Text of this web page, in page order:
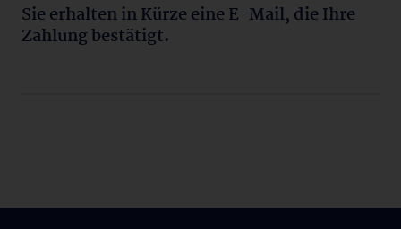
Sie erhalten in Kürze eine E-Mail, die Ihre
Zahlung bestätigt.